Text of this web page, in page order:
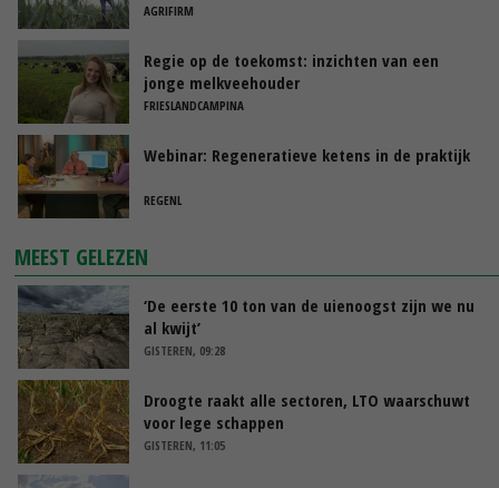
AGRIFIRM
Regie op de toekomst: inzichten van een
jonge melkveehouder
FRIESLANDCAMPINA
Webinar: Regeneratieve ketens in de praktijk
REGENL
MEEST GELEZEN
‘De eerste 10 ton van de uienoogst zijn we nu
al kwijt’
GISTEREN, 09:28
Droogte raakt alle sectoren, LTO waarschuwt
voor lege schappen
GISTEREN, 11:05